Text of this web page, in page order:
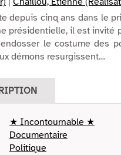
depuis cinq ans dans le
présidentielle, il est invité
le costume des
démons resurgissent…
★ Incontournable ★
Documentaire
Politique